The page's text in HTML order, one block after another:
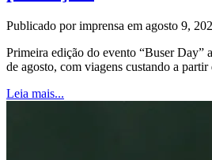
Publicado por imprensa em agosto 9,
Primeira edição do evento “Buser Day”
de agosto, com viagens custando a
Leia mais...